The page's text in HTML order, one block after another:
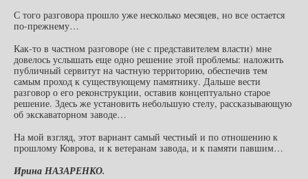
С того разговора прошло уже несколько месяцев, но все остается
по-прежнему…
Как-то в частном разговоре (не с представителем власти) мне
довелось услышать еще одно решение этой проблемы: наложить
публичный сервитут на частную территорию, обеспечив тем
самым проход к существующему памятнику. Дальше вести
разговор о его реконструкции, оставив концептуально старое
решение. Здесь же установить небольшую стелу, рассказывающую
об экскаваторном заводе…
На мой взгляд, этот вариант самый честный и по отношению к
прошлому Коврова, и к ветеранам завода, и к памяти павшим…
Ирина НАЗАРЕНКО.